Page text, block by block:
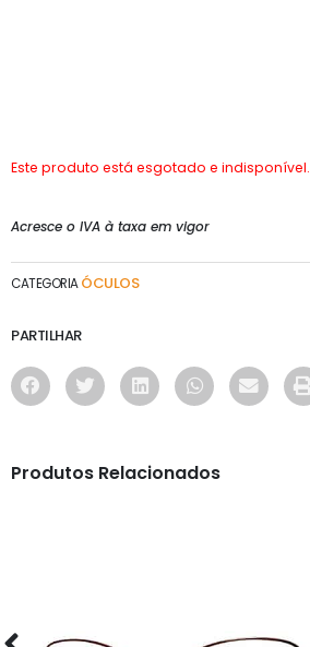
Este produto está esgotado e indisponível.
Acresce o IVA à taxa em vigor
CATEGORIA ÓCULOS
PARTILHAR
Produtos Relacionados